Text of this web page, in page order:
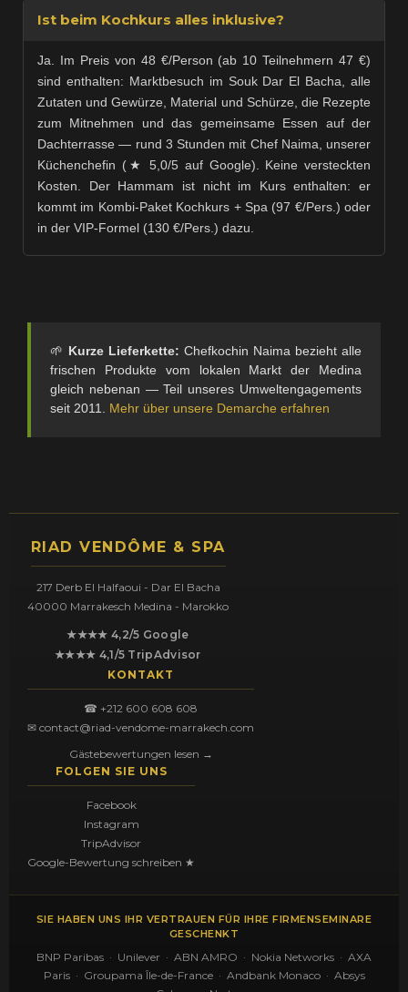
Ist beim Kochkurs alles inklusive?
Ja. Im Preis von 48 €/Person (ab 10 Teilnehmern 47 €)
sind enthalten: Marktbesuch im Souk Dar El Bacha, alle
Zutaten und Gewürze, Material und Schürze, die Rezepte
zum Mitnehmen und das gemeinsame Essen auf der
Dachterrasse — rund 3 Stunden mit Chef Naima, unserer
Küchenchefin (★ 5,0/5 auf Google). Keine versteckten
Kosten. Der Hammam ist nicht im Kurs enthalten: er
kommt im Kombi-Paket Kochkurs + Spa (97 €/Pers.) oder
in der VIP-Formel (130 €/Pers.) dazu.
🌱 Kurze Lieferkette: Chefkochin Naima bezieht alle
frischen Produkte vom lokalen Markt der Medina
gleich nebenan — Teil unseres Umweltengagements
seit 2011. Mehr über unsere Demarche erfahren
RIAD VENDÔME & SPA
217 Derb El Halfaoui - Dar El Bacha
40000 Marrakesch Medina - Marokko
★★★★ 4,2/5 Google
★★★★ 4,1/5 TripAdvisor
KONTAKT
☎ +212 600 608 608
✉ contact@riad-vendome-marrakech.com
Gästebewertungen lesen →
FOLGEN SIE UNS
Facebook
Instagram
TripAdvisor
Google-Bewertung schreiben ★
SIE HABEN UNS IHR VERTRAUEN FÜR IHRE FIRMENSEMINARE
GESCHENKT
BNP Paribas · Unilever · ABN AMRO · Nokia Networks · AXA
Paris · Groupama Île-de-France · Andbank Monaco · Absys